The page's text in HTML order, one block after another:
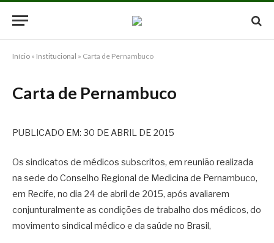
Início » Institucional » Carta de Pernambuco
Carta de Pernambuco
PUBLICADO EM: 30 DE ABRIL DE 2015
Os sindicatos de médicos subscritos, em reunião realizada
na sede do Conselho Regional de Medicina de Pernambuco,
em Recife, no dia 24 de abril de 2015, após avaliarem
conjunturalmente as condições de trabalho dos médicos, do
movimento sindical médico e da saúde no Brasil,